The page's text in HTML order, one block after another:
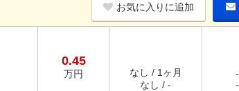
お気に入りに追加
0.45
万円
なし / 1ヶ月
なし / -
-
-